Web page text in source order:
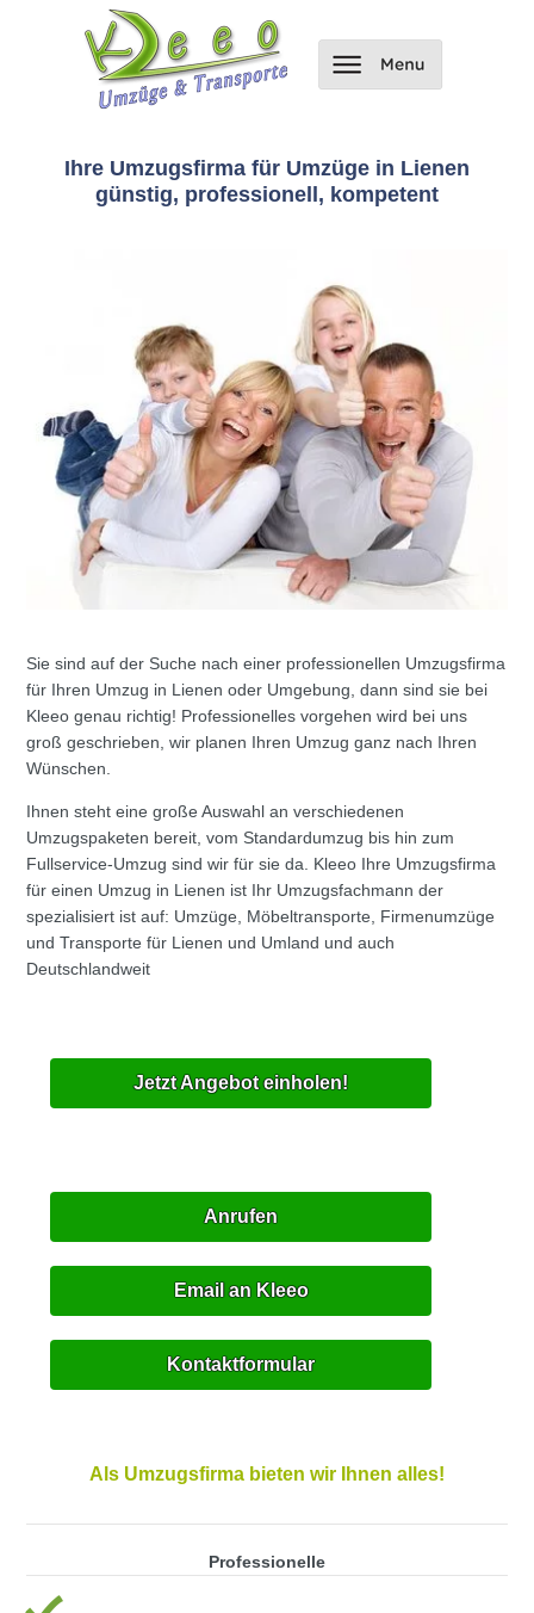
Ihre Umzugsfirma für Umzüge in Lienen
günstig, professionell, kompetent
Sie sind auf der Suche nach einer professionellen Umzugsfirma
für Ihren Umzug in Lienen oder Umgebung, dann sind sie bei
Kleeo genau richtig! Professionelles vorgehen wird bei uns
groß geschrieben, wir planen Ihren Umzug ganz nach Ihren
Wünschen.
Ihnen steht eine große Auswahl an verschiedenen
Umzugspaketen bereit, vom Standardumzug bis hin zum
Fullservice-Umzug sind wir für sie da. Kleeo Ihre Umzugsfirma
für einen Umzug in Lienen ist Ihr Umzugsfachmann der
spezialisiert ist auf: Umzüge, Möbeltransporte, Firmenumzüge
und Transporte für Lienen und Umland und auch
Deutschlandweit
Jetzt Angebot einholen!
Anrufen
Email an Kleeo
Kontaktformular
Als Umzugsfirma bieten wir Ihnen alles!
Professionelle